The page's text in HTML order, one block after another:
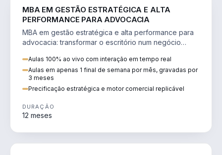
MBA EM GESTÃO ESTRATÉGICA E ALTA
PERFORMANCE PARA ADVOCACIA
MBA em gestão estratégica e alta performance para
advocacia: transformar o escritório num negócio
Aulas 100% ao vivo com interação em tempo real
Aulas em apenas 1 final de semana por mês, gravadas por
3 meses
Precificação estratégica e motor comercial replicável
DURAÇÃO
12 meses